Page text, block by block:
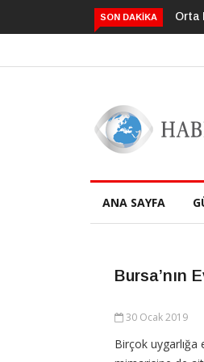
SON DAKIKA
Orta Doğu’da Yeni Bir Nükleer Silah
ANA SAYFA
Bursa’nın
30 Ocak 2019
Birçok uygarlığa